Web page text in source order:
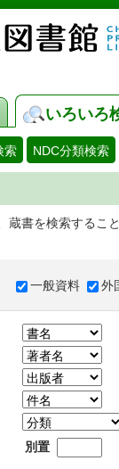
いろいろ
索 NDC分類検索
蔵書を検索するこ
一般資料 外
別置